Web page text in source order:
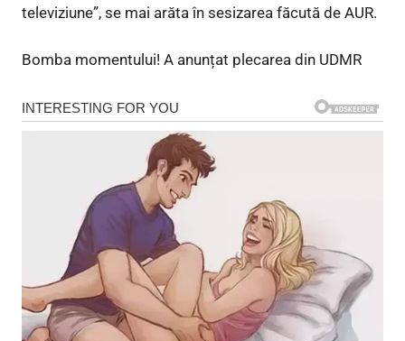
televiziune”, se mai arăta în sesizarea făcută de AUR.
Bomba momentului! A anunțat plecarea din UDMR